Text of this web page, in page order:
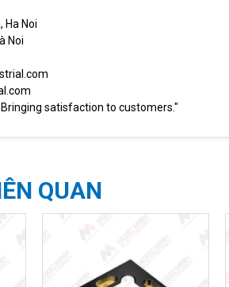
Ha Noi
Noi
Bringing satisfaction to customers."
QUAN